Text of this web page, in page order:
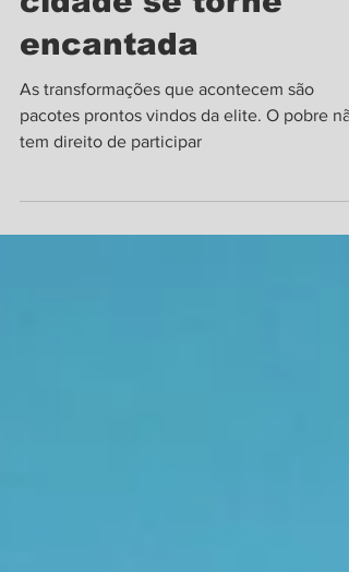
com que essa
cidade se torne
encantada
As transformações que acontecem são
tem direito de participar